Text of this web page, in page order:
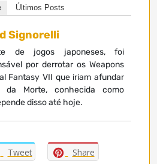
Últimos Posts
Signorelli
de jogos japoneses, foi
por derrotar os Weapons
Fantasy VII que iriam afundar
Morte, conhecida como
disso até hoje.
Tweet Share